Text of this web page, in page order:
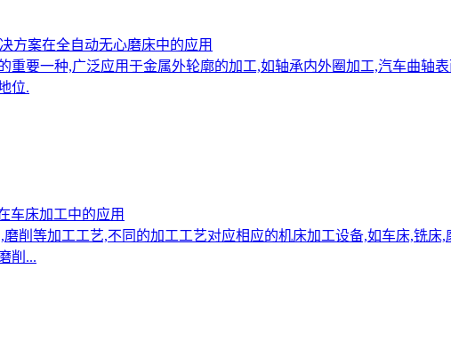
方案在全自动无心磨床中的应用
重要一种,广泛应用于金属外轮廓的加工,如轴承内外圈加工,汽车曲轴
位.
车床加工中的应用
削等加工工艺,不同的加工工艺对应相应的机床加工设备,如车床,铣
削...